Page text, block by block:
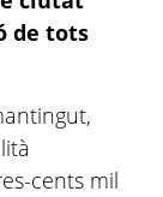
de tots
cents mil